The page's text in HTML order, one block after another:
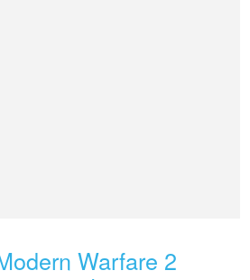
Warfare 2